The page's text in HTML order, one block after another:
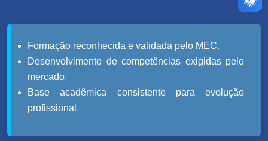
Formação reconhecida e validada pelo MEC.
Desenvolvimento de competências exigidas pelo
mercado.
Base acadêmica consistente para evolução
profissional.